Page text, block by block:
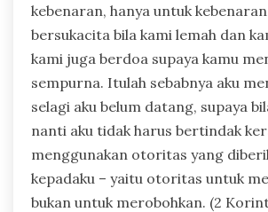
kebenaran, hanya untuk
bersukacita bila kami lemah dan
kami juga berdoa supaya kamu
sempurna. Itulah sebabnya aku
selagi aku belum datang, supaya
nanti aku tidak harus bertindak
menggunakan otoritas yang
kepadaku – yaitu otoritas untuk
bukan untuk merobohkan. (2